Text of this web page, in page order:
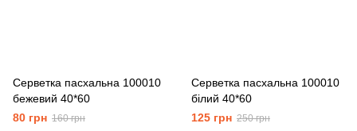
Серветка пасхальна 100010
бежевий 40*60
80 грн 160 грн
Серветка пасхальна 100010
білий 40*60
125 грн 250 грн